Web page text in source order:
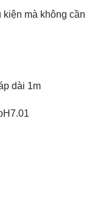
kiện mà không cần
dài 1m